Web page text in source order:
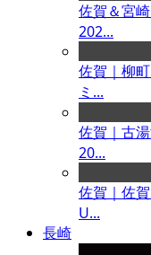
佐賀＆宮
202...
佐賀｜柳
ミ...
佐賀｜古
20...
佐賀｜佐
U...
長崎